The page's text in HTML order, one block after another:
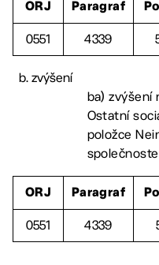
ORJ Paragraf
0551 4339
zvýšení
ba) zvýšení
Ostatní
položce
ORJ Paragraf
0551 4339